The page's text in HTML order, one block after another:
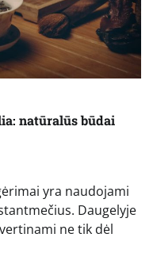
natūralūs būdai
yra naudojami
Daugelyje
ne tik dėl